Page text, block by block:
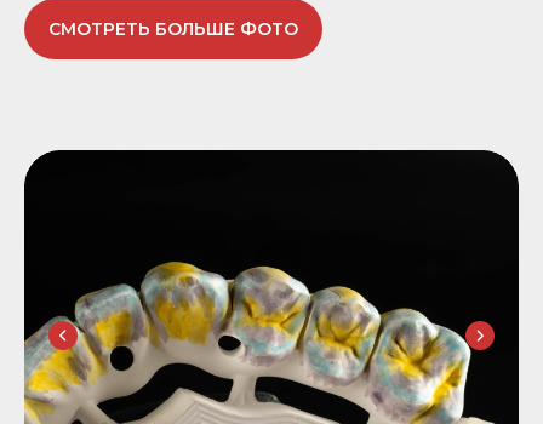
СМОТРЕТЬ БОЛЬШЕ ФОТО